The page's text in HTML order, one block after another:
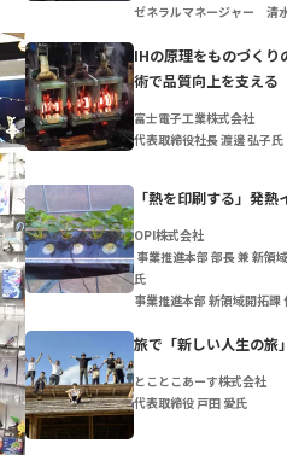
ゼネラルマネージャー 清
IHの原理をものづくり
術で品質向上を支える
富士電子工業株式会社
代表取締役社長 渡邊 弘子氏
「熱を印刷する」発
OPI株式会社
事業推進本部 部長 兼 新
氏
事業推進本部 新領域開拓
旅で「新しい人生の旅
とことこあーす株式会社
代表取締役 戸田 愛氏